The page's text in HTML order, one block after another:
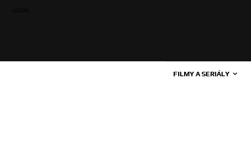
FILMY A SERIÁLY